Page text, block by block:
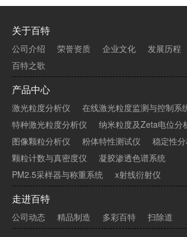
关于百特
公司介绍 荣誉资质 企业文化 发展历程
百特之歌
产品中心
激光粒度分析仪
在线激光粒度监测与控制系
特种激光粒度分析仪
纳米粒度及Zeta电位分
图像颗粒分析仪
粉体特性测试仪
稳定性
颗粒计数与真密度仪
凝胶渗透色谱系统
PM2.5采样器与称重系统
x射线衍射仪
走进百特
公司动态 精品制造 多彩百特 扫除道